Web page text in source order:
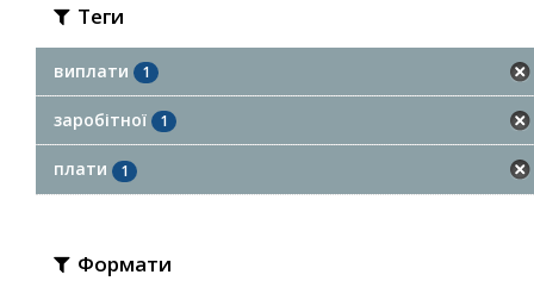
Теги
виплати 1
заробітної 1
плати 1
Формати